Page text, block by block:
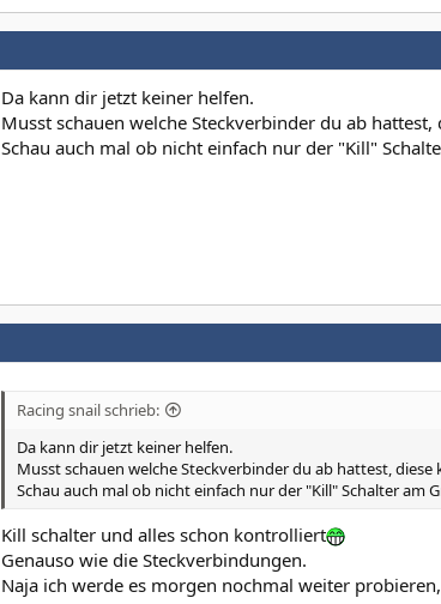
Da kann dir jetzt keiner helfen.
Musst schauen welche Steckverbinder du ab
Schau auch mal ob nicht einfach nur der "Kill"
Racing snail schrieb:
Da kann dir jetzt keiner helfen.
Musst schauen welche Steckverbinder du ab hattest,
Schau auch mal ob nicht einfach nur der "Kill" Schalter am
Kill schalter und alles schon kontrolliert
Genauso wie die Steckverbindungen.
Naja ich werde es morgen nochmal weiter